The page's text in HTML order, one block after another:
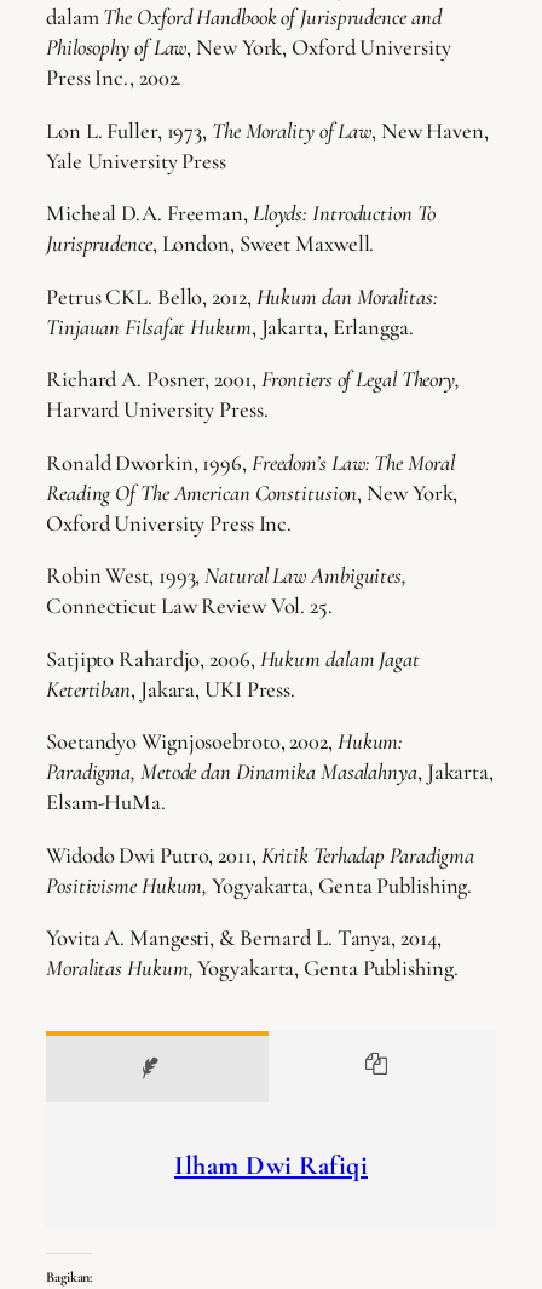
dalamThe Oxford Handbook of Jurisprudence and
Philosophy of Law, New York, Oxford University
Press Inc., 2002.
Lon L. Fuller, 1973, The Morality of Law, New Haven,
Yale University Press
Micheal D.A. Freeman, Lloyds: Introduction To
Jurisprudence, London, Sweet Maxwell.
Petrus CKL. Bello, 2012, Hukum dan Moralitas:
Tinjauan Filsafat Hukum, Jakarta, Erlangga.
Richard A. Posner, 2001, Frontiers of Legal Theory,
Harvard University Press.
Ronald Dworkin, 1996, Freedom’s Law: The Moral
Reading Of The American Constitusion, New York,
Oxford University Press Inc.
Robin West, 1993,Natural Law Ambiguites,
Connecticut Law Review Vol. 25.
Satjipto Rahardjo, 2006, Hukum dalam Jagat
Ketertiban, Jakara, UKI Press.
Soetandyo Wignjosoebroto, 2002, Hukum:
Paradigma, Metode dan Dinamika Masalahnya, Jakarta,
Elsam-HuMa.
Widodo Dwi Putro, 2011, Kritik Terhadap Paradigma
Positivisme Hukum,Yogyakarta, Genta Publishing.
Yovita A. Mangesti, & Bernard L. Tanya, 2014,
Moralitas Hukum,Yogyakarta, Genta Publishing.
Ilham Dwi Rafiqi
Bagikan: